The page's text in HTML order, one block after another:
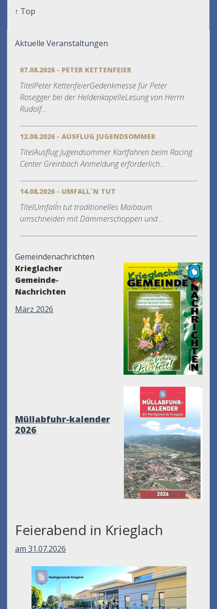
↑ Top
Aktuelle Veranstaltungen
07.08.2026 - PETER KETTENFEIER
TitelPeter KettenfeierGedenkmesse für Peter
Rosegger bei der HeldenkapelleLesung von Herrn
Rudolf...
12.08.2026 - AUSFLUG JUGENDSOMMER
TitelAusflug Jugendsommer Kartfahren beim Racing
Center Greinbach Anmeldung erforderlich...
14.08.2026 - UMFALL´N TUT
TitelUmfall´n tut traditionelles Maibaum
umschneiden mit Dämmerschoppen und...
Gemeindenachrichten
Krieglacher
Gemeinde-
Nachrichten
März 2026
Müllabfuhr-kalender
2026
Feierabend in Krieglach
am 31.07.2026